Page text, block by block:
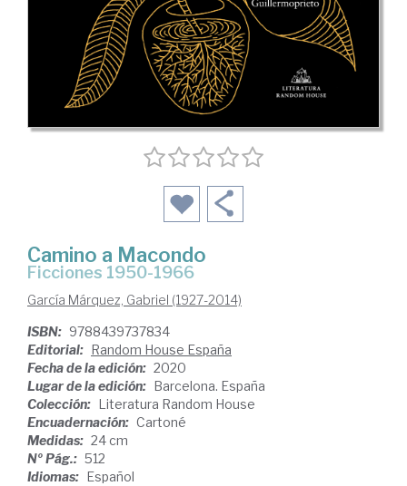
Camino a Macondo
ficciones 1950-1966
García Márquez, Gabriel (1927-2014)
ISBN: 9788439737834
Editorial: Random House España
Fecha de la edición: 2020
Lugar de la edición: Barcelona. España
Colección: Literatura Random House
Encuadernación: Cartoné
Medidas: 24 cm
Nº Pág.: 512
Idiomas: Español